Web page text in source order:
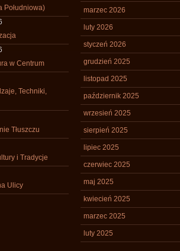
Południowa)
w Centrum
Techniki,
Tłuszczu
i Tradycje
Ulicy
marzec 2026
luty 2026
styczeń 2026
grudzień 2025
listopad 2025
październik 2025
wrzesień 2025
sierpień 2025
lipiec 2025
czerwiec 2025
maj 2025
kwiecień 2025
marzec 2025
luty 2025